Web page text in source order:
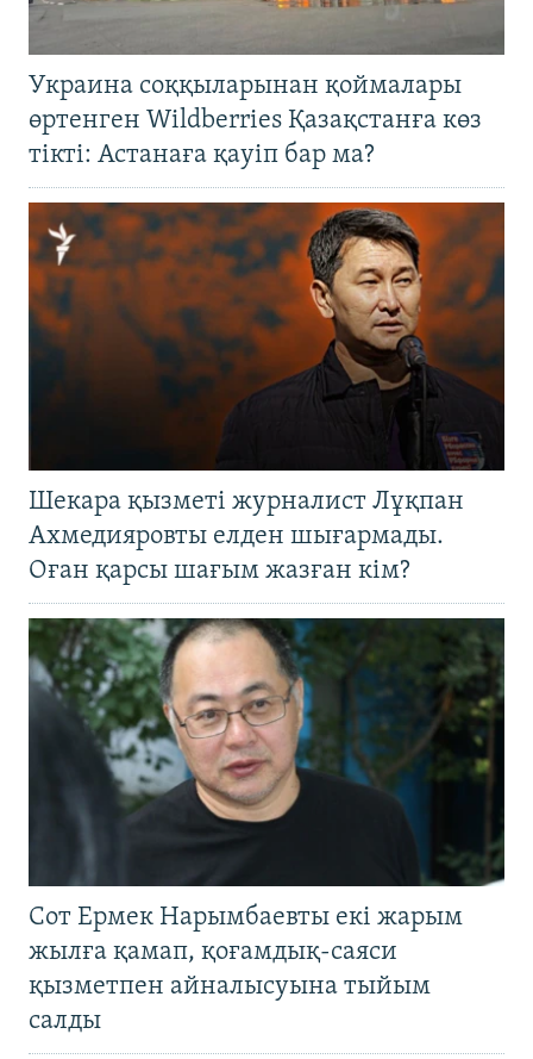
Украина соққыларынан қоймалары
өртенген Wildberries Қазақстанға көз
тікті: Астанаға қауіп бар ма?
Шекара қызметі журналист Лұқпан
Ахмедияровты елден шығармады.
Оған қарсы шағым жазған кім?
Сот Ермек Нарымбаевты екі жарым
жылға қамап, қоғамдық-саяси
қызметпен айналысуына тыйым
салды